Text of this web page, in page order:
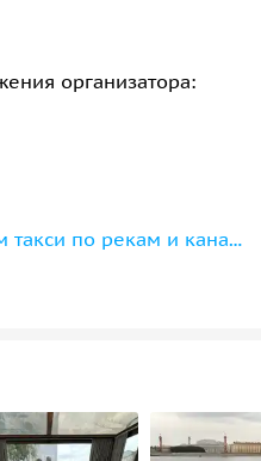
организатора:
Прогулка на венецианском такси по рекам и каналам Петербурга